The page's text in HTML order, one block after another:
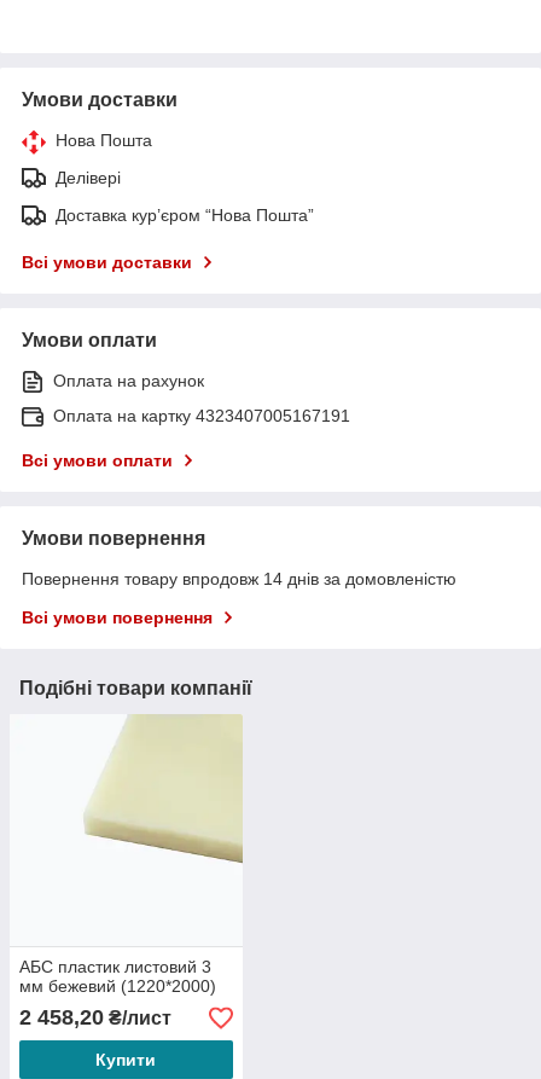
Умови доставки
Нова Пошта
Делівері
Доставка кур’єром “Нова Пошта”
Всі умови доставки
Умови оплати
Оплата на рахунок
Оплата на картку 4323407005167191
Всі умови оплати
Умови повернення
Повернення товару впродовж 14 днів за домовленістю
Всі умови повернення
Подібні товари компанії
АБС пластик листовий 3
мм бежевий (1220*2000)
2 458,20 ₴/лист
Купити